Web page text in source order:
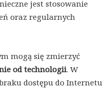
jest stosowanie
oraz regularnych
mogą się zmierzyć
od technologii. W
dostępu do Internetu